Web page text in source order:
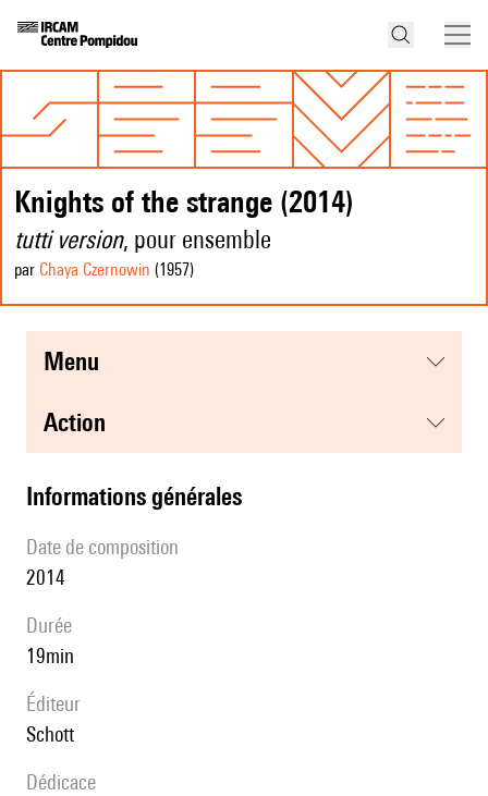
Knights of the strange (2014)
tutti version, pour ensemble
par Chaya Czernowin (1957)
menu
action
informations générales
date de composition
2014
durée
19min
éditeur
Schott
Dédicace